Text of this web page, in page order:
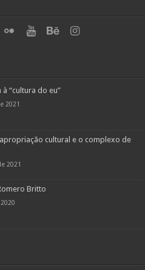
“cultura do eu”
2021
cultural e o complexo de
2021
Britto